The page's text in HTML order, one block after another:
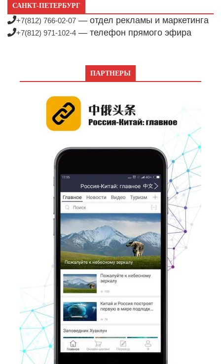
САНКТ-ПЕТЕРБУРГ
+7(812) 766-02-07 — отдел рекламы и маркетинга
+7(812) 971-102-4 — телефон прямого эфира
ПАРТНЕРЫ